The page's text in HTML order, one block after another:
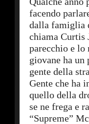
facendo
dalla famiglia
chiama Curtis
parecchio e lo
giovane ha
gente della
Gente che ha
quello della
se ne frega e
“Supreme”